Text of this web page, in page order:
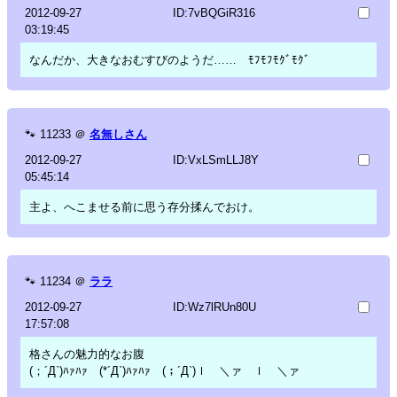
2012-09-27
03:19:45
ID:7vBQGiR316
なんだか、大きなおむすびのようだ…… ﾓﾌﾓﾌﾓｸﾞﾓｸﾞ
🐾 11233 ＠ 名無しさん
2012-09-27
05:45:14
ID:VxLSmLLJ8Y
主よ、へこませる前に思う存分揉んでおけ。
🐾 11234 ＠ ララ
2012-09-27
17:57:08
ID:Wz7lRUn80U
格さんの魅力的なお腹
(；´Д`)ﾊｧﾊｧ (*´Д`)ﾊｧﾊｧ (；´Д`)ｌ ＼ァ ｌ ＼ァ